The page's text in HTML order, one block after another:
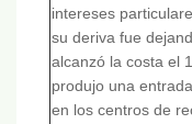
intereses
su deriva fue
alcanzó la costa el
produjo una
en los centros de